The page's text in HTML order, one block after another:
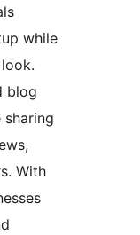
while
blog
With